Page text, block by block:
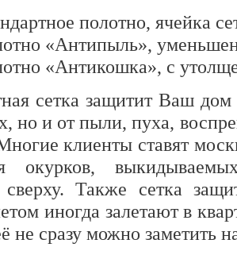
полотно, ячейка
«Антипыль»,
«Антикошка», c
сетка защитит Ваш дом
но и от пыли, пуха,
клиенты ставят
окурков,
сверху. Также сетка
иногда залетают в
не сразу можно заметить